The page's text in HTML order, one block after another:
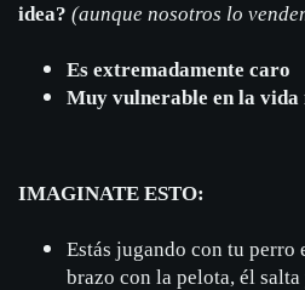
idea? (aunque nosotros lo
Es extremadamente caro
Muy vulnerable en la vida
IMAGINATE ESTO:
Estás jugando con tu perro
brazo con la pelota, él salta